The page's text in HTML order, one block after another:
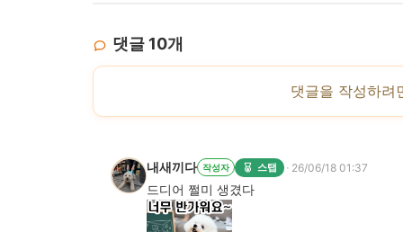
댓글 10개
댓글을 작성하
내새끼다 작성자 스탭 · 26/06/18 01:37